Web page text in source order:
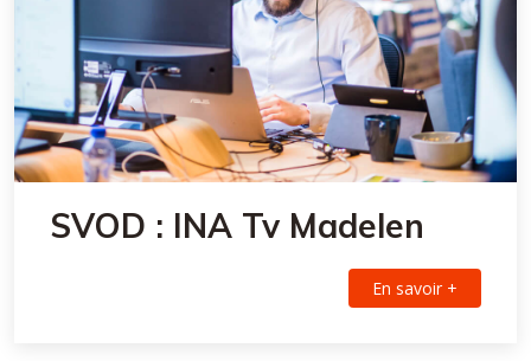
SVOD : INA Tv Madelen
En savoir +